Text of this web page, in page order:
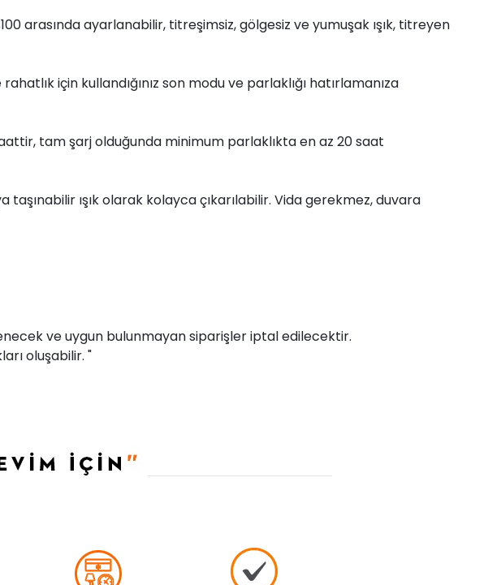
arasında ayarlanabilir, titreşimsiz, gölgesiz ve yumuşak ışık, titreyen
için kullandığınız son modu ve parlaklığı hatırlamanıza
tam şarj olduğunda minimum parlaklıkta en az 20 saat
ışık olarak kolayca çıkarılabilir. Vida gerekmez, duvara
ve uygun bulunmayan siparişler iptal edilecektir.
oluşabilir. "